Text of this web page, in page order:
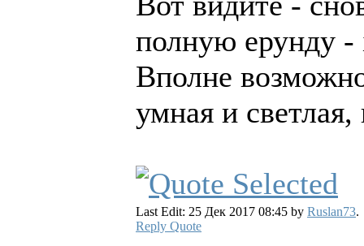
полную ерунду -
Вполне
умная и
Last Edit: 25 Дек 2017 08:45 by Ruslan73.
Reply Quote